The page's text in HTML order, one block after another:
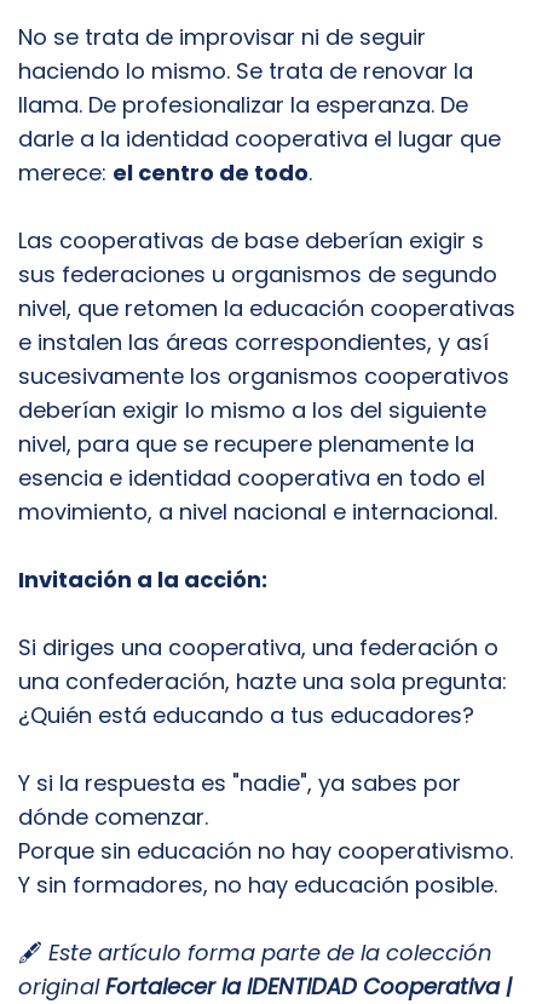
No se trata de improvisar ni de seguir
haciendo lo mismo. Se trata de renovar la
llama. De profesionalizar la esperanza. De
darle a la identidad cooperativa el lugar que
merece: el centro de todo.
Las cooperativas de base deberían exigir s
sus federaciones u organismos de segundo
nivel, que retomen la educación cooperativas
e instalen las áreas correspondientes, y así
sucesivamente los organismos cooperativos
deberían exigir lo mismo a los del siguiente
nivel, para que se recupere plenamente la
esencia e identidad cooperativa en todo el
movimiento, a nivel nacional e internacional.
Invitación a la acción:
Si diriges una cooperativa, una federación o
una confederación, hazte una sola pregunta:
¿Quién está educando a tus educadores?
Y si la respuesta es "nadie", ya sabes por
dónde comenzar.
Porque sin educación no hay cooperativismo.
Y sin formadores, no hay educación posible.
🖋️ Este artículo forma parte de la colección
originalFortalecer la IDENTIDAD Cooperativa |